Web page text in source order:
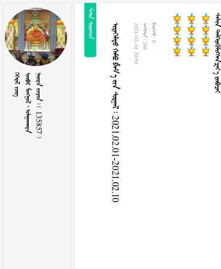
        135857 
        2021.02.01-2021.02.10 2021-02-10 20:50  266  0 